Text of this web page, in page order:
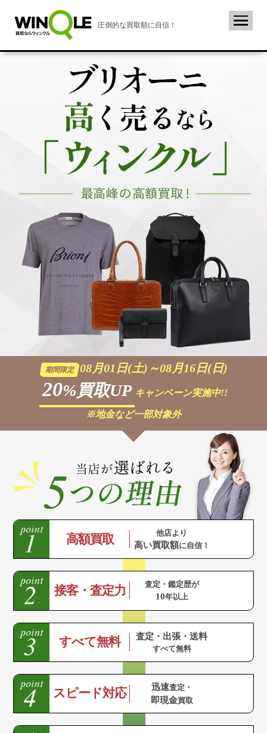
圧倒的な買取額に自信！
期間限定 08月01日(土)～08月16日(日)
20%買取UP キャンペーン実施中!!
※地金など一部対象外
高額買取 他店より
高い買取額に自信！
接客・査定力 査定・鑑定歴が
10年以上
すべて無料 査定・出張・送料
すべて無料
スピード対応 迅速査定・
即現金買取